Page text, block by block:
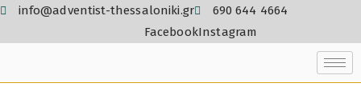
info@adventist-thessaloniki.gr
690 644 4664
FacebookInstagram